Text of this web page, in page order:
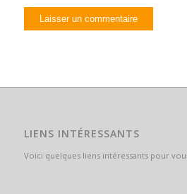
LIENS INTÉRESSANTS
Voici quelques liens intéressants pour